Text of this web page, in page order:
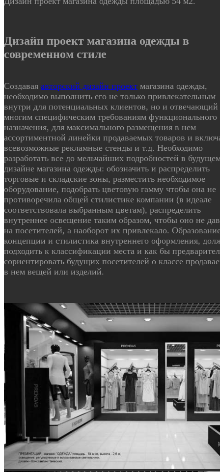
Дизайн проект магазина одежды в
современном стиле
Создавая авторский дизайн проект магазина одежды,
необходимо выполнить его не только привлекательным
внутри для потенциальных клиентов, но и отвечающий
многим специфическим требованиям функционального
назначения, для максимального размещения в нем
ассортиментной линейки продаваемых товаров и
всевозможные рекламные стенды и т.д. Необходимо
разработать все до мельчайших подробностей в
дизайне магазина одежды: обозначить и распределить
торговые и складские зоны, разместить необходимое
оборудование, подобрать цветовую гамму чтобы она не
противоречила общей стилистике компании (в идеале
соответствовала выбранным цветам), распределить
внутреннее освещение таким образом, чтобы оно не
на посетителей, а наоборот их привлекало.
концепции и стилистика внутреннего оформления,
подходить к классификации места и как бы
сориентировать будущих посетителей о классе
в нем вещей или изделий.